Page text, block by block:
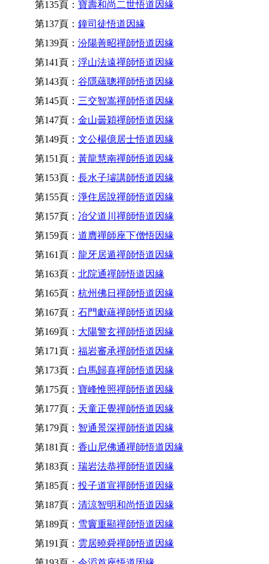
第135頁： 寶壽和尚二世悟道因緣
第137頁： 鐘司徒悟道因緣
第139頁： 汾陽善昭禪師悟道因緣
第141頁： 浮山法遠禪師悟道因緣
第143頁： 谷隱蘊聰禪師悟道因緣
第145頁： 三交智嵩禪師悟道因緣
第147頁： 金山曇穎禪師悟道因緣
第149頁： 文公楊億居士悟道因緣
第151頁： 黃龍慧南禪師悟道因緣
第153頁： 長水子璿講師悟道因緣
第155頁： 淨住居說禪師悟道因緣
第157頁： 冶父道川禪師悟道因緣
第159頁： 道膺禪師座下僧悟因緣
第161頁： 龍牙居遁禪師悟道因緣
第163頁： 北院通禪師悟道因緣
第165頁： 杭州佛日禪師悟道因緣
第167頁： 石門獻蘊禪師悟道因緣
第169頁： 大陽警玄禪師悟道因緣
第171頁： 福岩審承禪師悟道因緣
第173頁： 白馬歸喜禪師悟道因緣
第175頁： 寶峰惟照禪師悟道因緣
第177頁： 天童正覺禪師悟道因緣
第179頁： 智通景深禪師悟道因緣
第181頁： 香山尼佛通禪師悟道因緣
第183頁： 瑞岩法恭禪師悟道因緣
第185頁： 投子道宣禪師悟道因緣
第187頁： 清涼智明和尚悟道因緣
第189頁： 雪竇重顯禪師悟道因緣
第191頁： 雲居曉舜禪師悟道因緣